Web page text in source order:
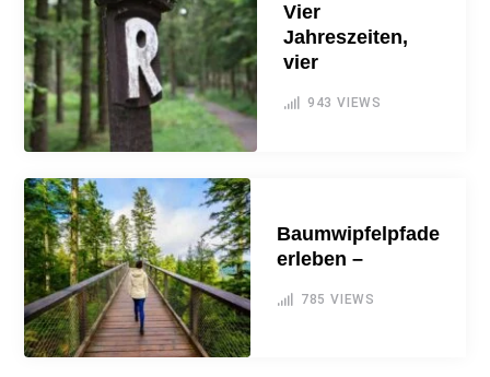
Vier
Jahreszeiten,
vier
943 VIEWS
Baumwipfelpfade
erleben –
785 VIEWS